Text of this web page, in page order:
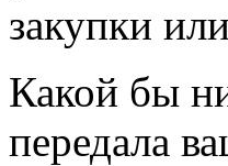
закупки
Какой бы
передала